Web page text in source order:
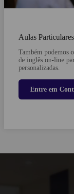
Aulas Particulares
Também podemos
de inglês on-line
personalizadas.
Entre em